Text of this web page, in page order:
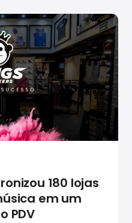
180 lojas
em um
PDV